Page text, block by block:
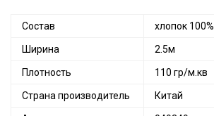
Состав хлопок 100%
Ширина 2.5м
Плотность 110 гр/м.кв
Страна производитель Китай